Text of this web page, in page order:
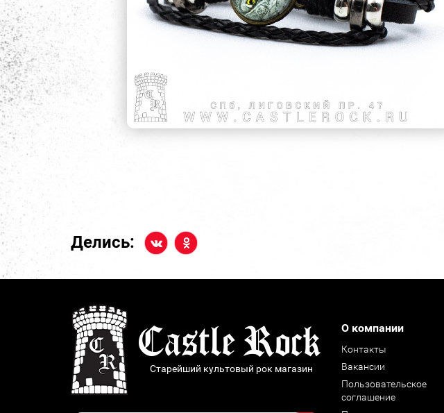
Делись:
Старейший культовый рок магазин
О компании
Контакты
Вакансии
Пользовательское
соглашение